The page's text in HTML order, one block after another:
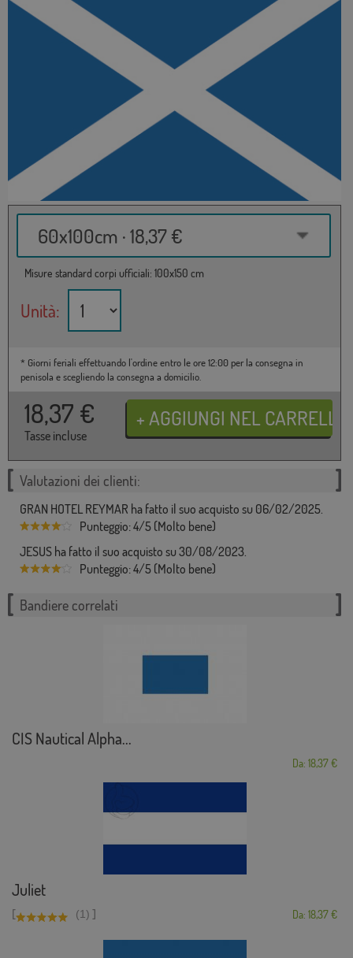
60x100cm · 18,37 €
Misure standard corpi ufficiali: 100x150 cm
Unità:
* Giorni feriali effettuando l'ordine entro le ore 12:00 per la consegna in
penisola e scegliendo la consegna a domicilio.
18,37 €
Tasse incluse
Valutazioni dei clienti:
GRAN HOTEL REYMAR ha fatto il suo acquisto su 06/02/2025.
Punteggio: 4/5 (Molto bene)
JESUS ha fatto il suo acquisto su 30/08/2023.
Punteggio: 4/5 (Molto bene)
Bandiere correlati
CIS Nautical Alpha...
Da: 18,37 €
Juliet
[ (1) ] Da: 18,37 €